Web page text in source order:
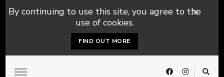
By continuing to use this site, you agree to the
use of cookies.
FIND OUT MORE